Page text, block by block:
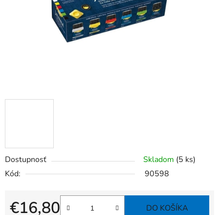
Dostupnosť Skladom (5 ks)
Kód:
90598
€16,80 DO KOŠÍKA